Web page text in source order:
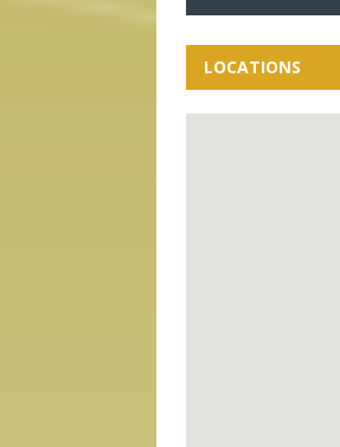
LOCATIONS